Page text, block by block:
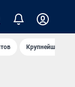
Крупнейшие